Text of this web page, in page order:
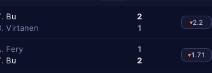
Bu
Virtanen
2
1
▾2.2
Fery
Bu
1
2
▾1.71